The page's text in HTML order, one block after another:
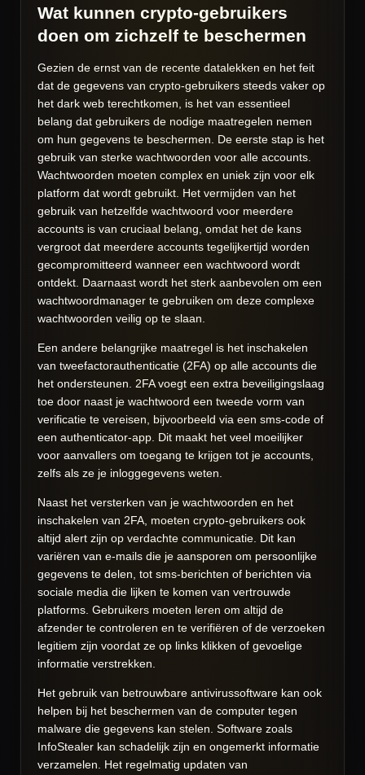
Wat kunnen crypto-gebruikers
doen om zichzelf te beschermen
Gezien de ernst van de recente datalekken en het feit
dat de gegevens van crypto-gebruikers steeds vaker op
het dark web terechtkomen, is het van essentieel
belang dat gebruikers de nodige maatregelen nemen
om hun gegevens te beschermen. De eerste stap is het
gebruik van sterke wachtwoorden voor alle accounts.
Wachtwoorden moeten complex en uniek zijn voor elk
platform dat wordt gebruikt. Het vermijden van het
gebruik van hetzelfde wachtwoord voor meerdere
accounts is van cruciaal belang, omdat het de kans
vergroot dat meerdere accounts tegelijkertijd worden
gecompromitteerd wanneer een wachtwoord wordt
ontdekt. Daarnaast wordt het sterk aanbevolen om een
wachtwoordmanager te gebruiken om deze complexe
wachtwoorden veilig op te slaan.
Een andere belangrijke maatregel is het inschakelen
van tweefactorauthenticatie (2FA) op alle accounts die
het ondersteunen. 2FA voegt een extra beveiligingslaag
toe door naast je wachtwoord een tweede vorm van
verificatie te vereisen, bijvoorbeeld via een sms-code of
een authenticator-app. Dit maakt het veel moeilijker
voor aanvallers om toegang te krijgen tot je accounts,
zelfs als ze je inloggegevens weten.
Naast het versterken van je wachtwoorden en het
inschakelen van 2FA, moeten crypto-gebruikers ook
altijd alert zijn op verdachte communicatie. Dit kan
variëren van e-mails die je aansporen om persoonlijke
gegevens te delen, tot sms-berichten of berichten via
sociale media die lijken te komen van vertrouwde
platforms. Gebruikers moeten leren om altijd de
afzender te controleren en te verifiëren of de verzoeken
legitiem zijn voordat ze op links klikken of gevoelige
informatie verstrekken.
Het gebruik van betrouwbare antivirussoftware kan ook
helpen bij het beschermen van de computer tegen
malware die gegevens kan stelen. Software zoals
InfoStealer kan schadelijk zijn en ongemerkt informatie
verzamelen. Het regelmatig updaten van